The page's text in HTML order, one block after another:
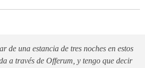
de una estancia de tres noches en estos
a través de Offerum, y tengo que decir